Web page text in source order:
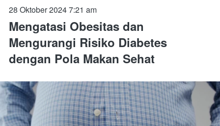
28 Oktober 2024 7:21 am
Mengatasi Obesitas dan
Mengurangi Risiko Diabetes
dengan Pola Makan Sehat